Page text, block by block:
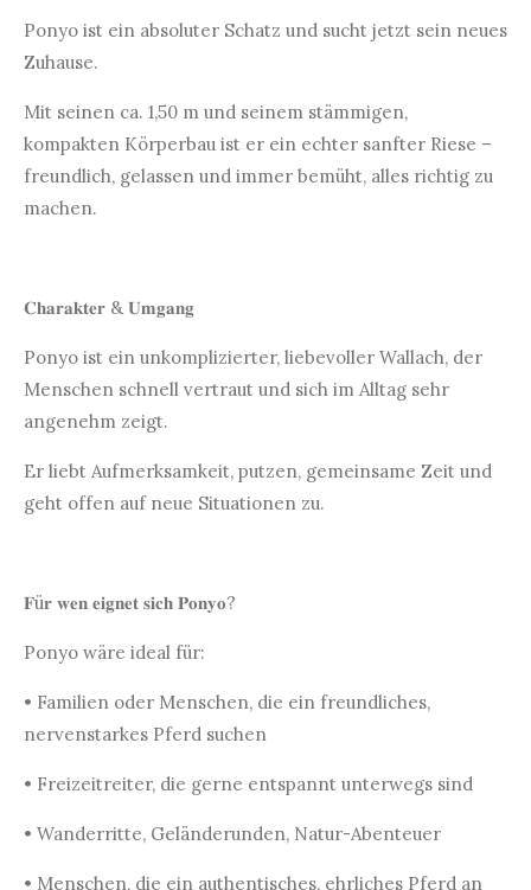
Ponyo ist ein absoluter Schatz und sucht jetzt sein neues
Zuhause.
Mit seinen ca. 1,50 m und seinem stämmigen,
kompakten Körperbau ist er ein echter sanfter Riese –
freundlich, gelassen und immer bemüht, alles richtig zu
machen.
𝐂𝐡𝐚𝐫𝐚𝐤𝐭𝐞𝐫 & 𝐔𝐦𝐠𝐚𝐧𝐠
Ponyo ist ein unkomplizierter, liebevoller Wallach, der
Menschen schnell vertraut und sich im Alltag sehr
angenehm zeigt.
Er liebt Aufmerksamkeit, putzen, gemeinsame Zeit und
geht offen auf neue Situationen zu.
𝐅ü𝐫 𝐰𝐞𝐧 𝐞𝐢𝐠𝐧𝐞𝐭 𝐬𝐢𝐜𝐡 𝐏𝐨𝐧𝐲𝐨?
Ponyo wäre ideal für:
• Familien oder Menschen, die ein freundliches,
nervenstarkes Pferd suchen
• Freizeitreiter, die gerne entspannt unterwegs sind
• Wanderritte, Geländerunden, Natur-Abenteuer
• Menschen, die ein authentisches, ehrliches Pferd an